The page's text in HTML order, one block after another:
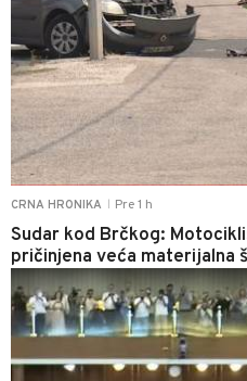
CRNA HRONIKA Pre 1 h
Sudar kod Brčkog:
pričinjena veća materijalna